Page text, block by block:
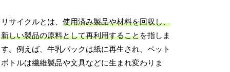
リサイクルとは、使用済み製品や材料を回収し、
新しい製品の原料として再利用することを指しま
す。例えば、牛乳パックは紙に再生され、ペット
ボトルは繊維製品や文具などに生まれ変わりま